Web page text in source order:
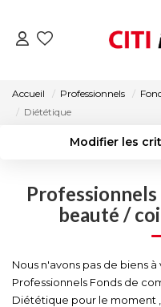
NOS
Accueil Professionnels
Diététique
Modifier les
Sélectionnez...
Type de bien
Créer une alerte
beauté /
Nous n'avons pas de biens
Professionnels Fonds de
Diététique pour le moment